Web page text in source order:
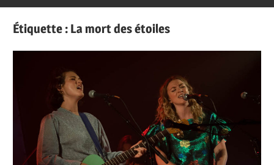
formes
Étiquette : La mort des étoiles